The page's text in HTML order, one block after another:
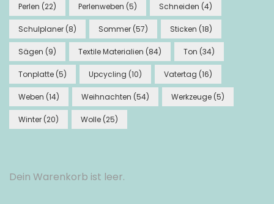
Perlen (22) Perlenweben (5) Schneiden (4)
Schulplaner (8) Sommer (57) Sticken (18)
Sägen (9) Textile Materialien (84) Ton (34)
Tonplatte (5) Upcycling (10) Vatertag (16)
Weben (14) Weihnachten (54) Werkzeuge (5)
Winter (20) Wolle (25)
Dein Warenkorb ist leer.